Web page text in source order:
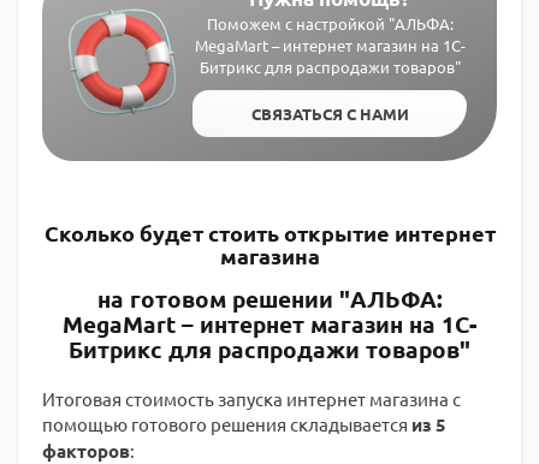
Поможем с настройкой "АЛЬФА:
MegaMart – интернет магазин на 1С-
Битрикс для распродажи товаров"
СВЯЗАТЬСЯ С НАМИ
Сколько будет стоить открытие интернет
магазина
на готовом решении "АЛЬФА:
MegaMart – интернет магазин на 1С-
Битрикс для распродажи товаров"
Итоговая стоимость запуска интернет магазина с
помощью готового решения складывается из 5
факторов: